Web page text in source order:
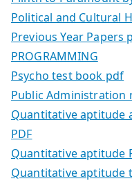
Political and Cultural
Previous Year Papers
PROGRAMMING
Psycho test book pdf
Public Administration
Quantitative aptitude
PDF
Quantitative aptitude
Quantitative aptitude